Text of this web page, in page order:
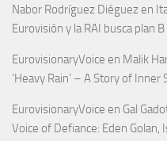
Nabor Rodríguez Diéguez en
Eurovisión y la RAI busca plan B
EurovisionaryVoice en Malik
‘Heavy Rain’ – A Story of Inner
EurovisionaryVoice en Gal
Voice of Defiance: Eden Golan,